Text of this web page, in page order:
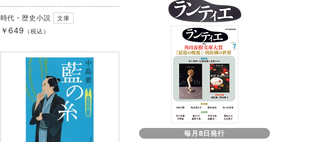
時代・歴史小説 文庫
￥649 （税込）
毎月8日発行